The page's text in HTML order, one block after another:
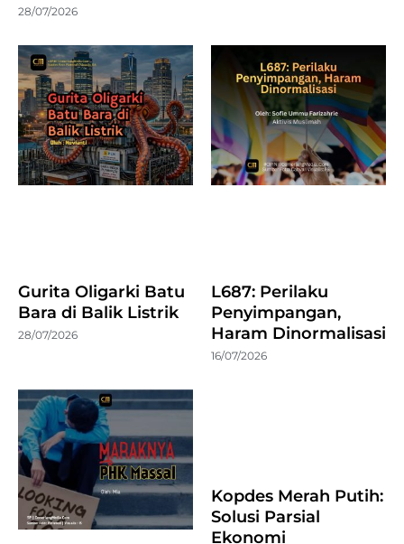
28/07/2026
Gurita Oligarki Batu
Bara di Balik Listrik
28/07/2026
L687: Perilaku
Penyimpangan,
Haram Dinormalisasi
16/07/2026
Kopdes Merah Putih:
Solusi Parsial
Ekonomi